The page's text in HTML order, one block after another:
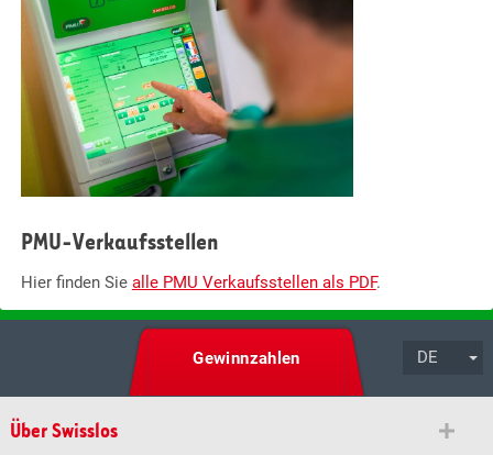
PMU-Verkaufsstellen
Hier finden Sie alle PMU Verkaufsstellen als PDF.
DE
Gewinnzahlen
Über Swisslos